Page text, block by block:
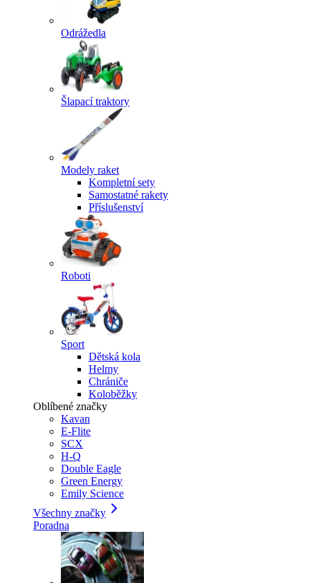
Odrážedla
Šlapací traktory
Modely raket
Kompletní sety
Samostatné rakety
Příslušenství
Roboti
Sport
Dětská kola
Helmy
Chrániče
Koloběžky
Oblíbené značky
Kavan
E-Flite
SCX
H-Q
Double Eagle
Green Energy
Emily Science
Všechny značky
Poradna